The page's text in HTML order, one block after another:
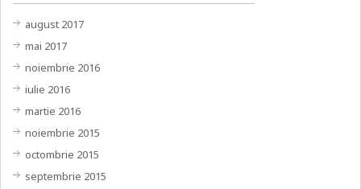
august 2017
mai 2017
noiembrie 2016
iulie 2016
martie 2016
noiembrie 2015
octombrie 2015
septembrie 2015